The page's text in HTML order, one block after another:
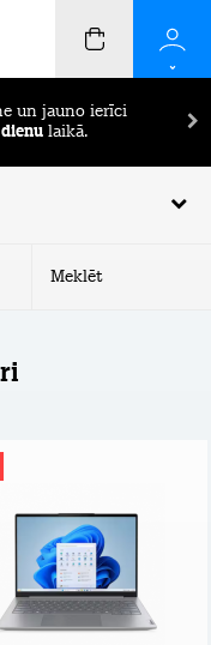
BEZ